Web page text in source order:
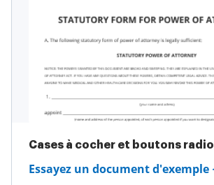
Cases à cocher et boutons radio
Essayez un document d'exemple